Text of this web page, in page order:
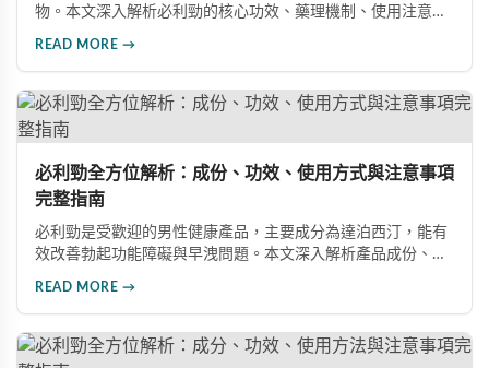
物。本文深入解析必利勁的核心功效、藥理機制、使用注意事
READ MORE →
必利勁全方位解析：成份、功效、使用方式與注意事項
完整指南
必利勁是受歡迎的男性健康產品，主要成分為達泊西汀，能有
效改善勃起功能障礙與早洩問題。本文深入解析產品成份、功
READ MORE →